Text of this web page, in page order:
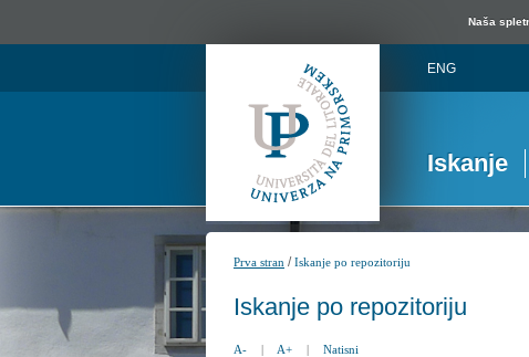
Naša
ENG
Iskanje
Prva stran /Iskanje po repozitoriju
Iskanje po repozitoriju
A- | A+ | Natisni